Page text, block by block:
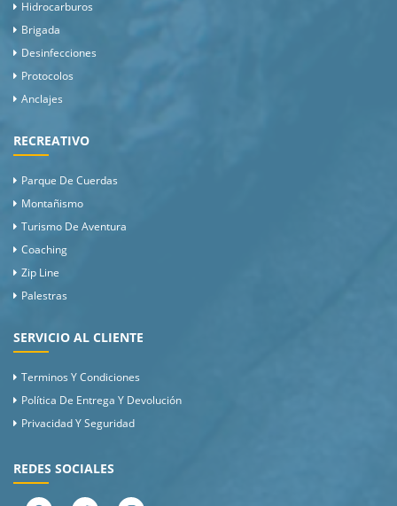
Hidrocarburos
Brigada
Desinfecciones
Protocolos
Anclajes
RECREATIVO
Parque De Cuerdas
Montañismo
Turismo De Aventura
Coaching
Zip Line
Palestras
SERVICIO AL CLIENTE
Terminos Y Condiciones
Política De Entrega Y Devolución
Privacidad Y Seguridad
REDES SOCIALES